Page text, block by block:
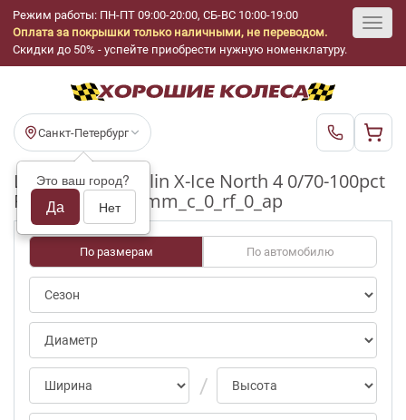
Режим работы: ПН-ПТ 09:00-20:00, СБ-ВС 10:00-19:00
Оплата за покрышки только наличными, не переводом.
Скидки до 50% - успейте приобрести нужную номенклатуру.
Санкт-Петербург
Это ваш город?
Да Нет
Шины бу Michelin X-Ice North 4 0/70-100pct
R16_205_55_6-7mm_c_0_rf_0_ap
По размерам По автомобилю